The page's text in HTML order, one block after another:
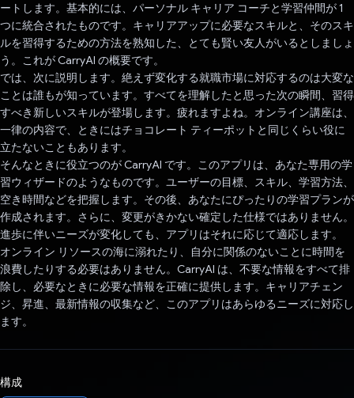
ートします。基本的には、パーソナル キャリア コーチと学習仲間が 1
つに統合されたものです。キャリアアップに必要なスキルと、そのスキ
ルを習得するための方法を熟知した、とても賢い友人がいるとしましょ
う。これが CarryAI の概要です。
では、次に説明します。絶えず変化する就職市場に対応するのは大変な
ことは誰もが知っています。すべてを理解したと思った次の瞬間、習得
すべき新しいスキルが登場します。疲れますよね。オンライン講座は、
一律の内容で、ときにはチョコレート ティーポットと同じくらい役に
立たないこともあります。
そんなときに役立つのが CarryAI です。このアプリは、あなた専用の学
習ウィザードのようなものです。ユーザーの目標、スキル、学習方法、
空き時間などを把握します。その後、あなたにぴったりの学習プランが
作成されます。さらに、変更がきかない確定した仕様ではありません。
進歩に伴いニーズが変化しても、アプリはそれに応じて適応します。
オンライン リソースの海に溺れたり、自分に関係のないことに時間を
浪費したりする必要はありません。CarryAI は、不要な情報をすべて排
除し、必要なときに必要な情報を正確に提供します。キャリアチェン
ジ、昇進、最新情報の収集など、このアプリはあらゆるニーズに対応し
ます。
構成